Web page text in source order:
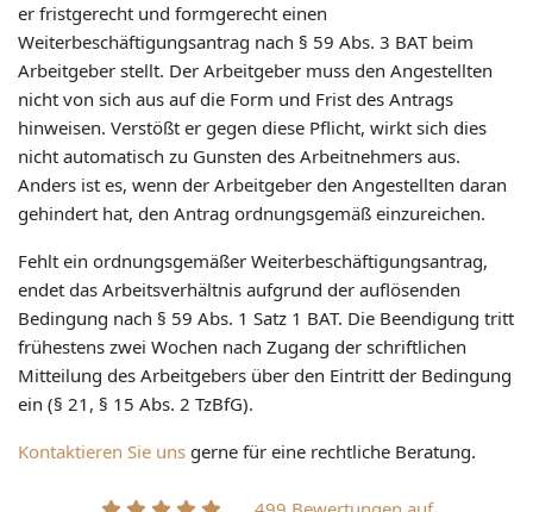
er fristgerecht und formgerecht einen
Weiterbeschäftigungsantrag nach § 59 Abs. 3 BAT beim
Arbeitgeber stellt. Der Arbeitgeber muss den Angestellten
nicht von sich aus auf die Form und Frist des Antrags
hinweisen. Verstößt er gegen diese Pflicht, wirkt sich dies
nicht automatisch zu Gunsten des Arbeitnehmers aus.
Anders ist es, wenn der Arbeitgeber den Angestellten daran
gehindert hat, den Antrag ordnungsgemäß einzureichen.
Fehlt ein ordnungsgemäßer Weiterbeschäftigungsantrag,
endet das Arbeitsverhältnis aufgrund der auflösenden
Bedingung nach § 59 Abs. 1 Satz 1 BAT. Die Beendigung tritt
frühestens zwei Wochen nach Zugang der schriftlichen
Mitteilung des Arbeitgebers über den Eintritt der Bedingung
ein (§ 21, § 15 Abs. 2 TzBfG).
Kontaktieren Sie uns gerne für eine rechtliche Beratung.